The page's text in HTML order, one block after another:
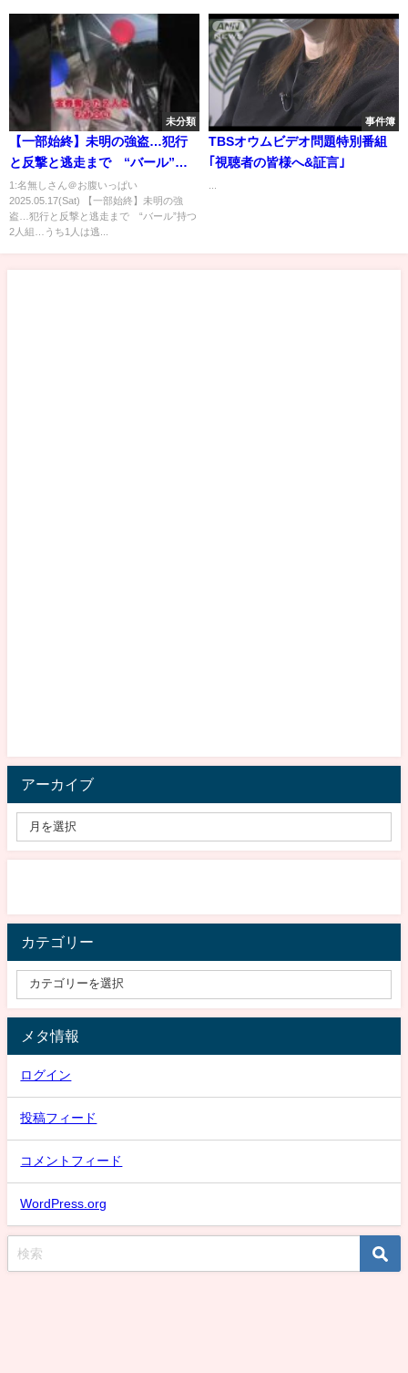
未分類
【一部始終】未明の強盗…犯行
と反撃と逃走まで “バール”持
つ2人組…うち1人は逃走中
#shorts
1:名無しさん＠お腹いっぱい
2025.05.17(Sat) 【一部始終】未明の強
盗…犯行と反撃と逃走まで “バール”持つ
2人組…うち1人は逃...
事件簿
TBSオウムビデオ問題特別番組
｢視聴者の皆様へ&証言｣
アーカイブ
カテゴリー
メタ情報
ログイン
投稿フィード
コメントフィード
WordPress.org